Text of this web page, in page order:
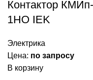
Контактор
1НО IEK
Электрика
Цена: по запросу
В корзину